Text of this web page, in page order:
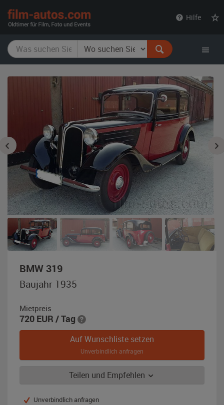
Hilfe
BMW 319,
Baujahr
1935,
/
schwarz
Baujahr 1935
Mietpreis
720 EUR / Tag
Auf Wunschliste setzen
Unverbindlich anfragen
Teilen und Empfehlen
Unverbindlich anfragen